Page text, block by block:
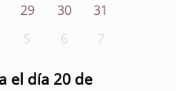
29 30
31
5 6 7
el día 20 de